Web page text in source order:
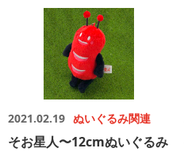
2021.02.19 ぬいぐるみ関連
そお星人〜12cmぬいぐるみ